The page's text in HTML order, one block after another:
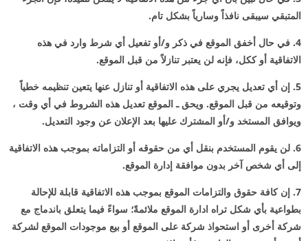
المتبقي سيبقى نافذاً وسارياً بشكل تام.
4. في حال أخفق الموقع في ذكر و/أو تفعيل أي شرط وارد في هذه
الاتفاقية أو ككل، فإنه لن يعتبر تنازلاً من قبل الموقع.
5. إن أي تعديل يجري على هذه الاتفاقية أو تنازل عنها يتعين تنظيمه خطياً
وتوقيعه من قبل الموقع. ويحق ـ الموقع تعديل هذه الشروط في أي وقت ،
ويوافق المستخد و/أو المشترك عليها بعد الإعلان عن وجود التعديل.
6. لن يقوم المستخدم بنقل أي من حقوقه أو التزاماته بموجب هذه الاتفاقية
إلى أي شخص آخر بدون موافقة إدارة الموقع.
7. إن كافة حقوق والتزامات الموقع بموجب هذه الاتفاقية قابلة للإحالة
بطواعية بأي شكل تراه ادارة الموقع ملائمةً؛ سواءً فيما يتعلق باندماج مع
شركة أخرى أو استحواذ شركة على الموقع أو بيع موجودات الموقع لشركة